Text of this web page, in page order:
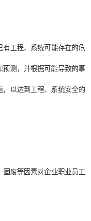
有工程、系统可能存在的危
预测，并根据可能导致的事
以达到工程、系统安全的
废等因素对企业职业员工